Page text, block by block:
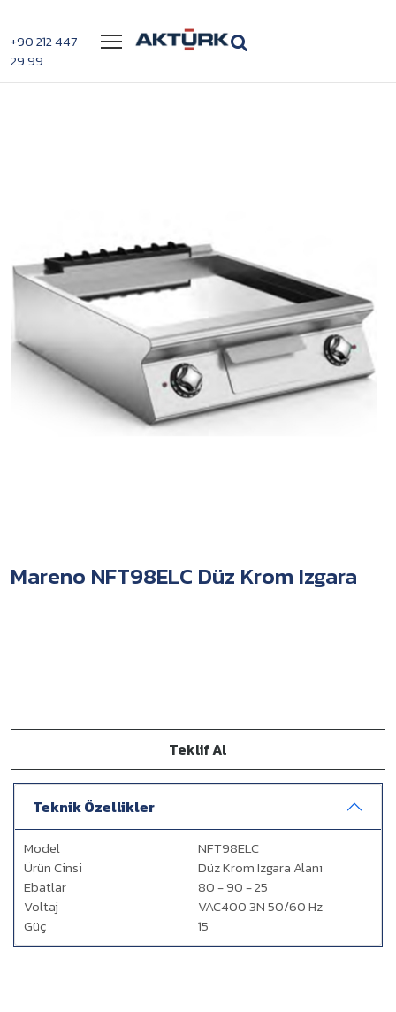
+90 212 447
29 99
Menü
Mareno NFT98ELC Düz Krom Izgara
Teklif Al
Teknik Özellikler
Model
NFT98ELC
Ürün Cinsi
Düz Krom Izgara Alanı
Ebatlar
80 - 90 - 25
Voltaj
VAC400 3N 50/60 Hz
Güç
15